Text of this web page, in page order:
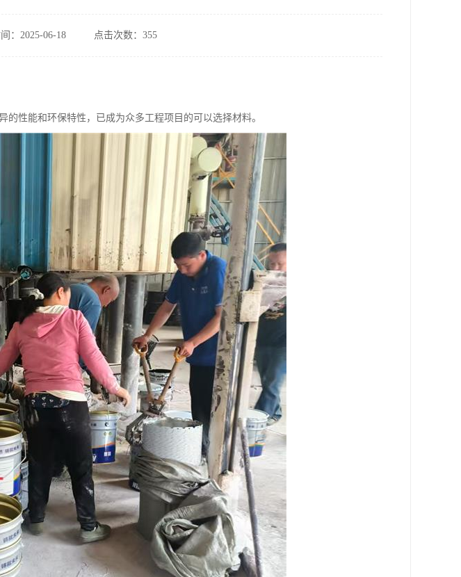
：2025-06-18 点击次数：355
性能和环保特性，已成为众多工程项目的可以选择材料。